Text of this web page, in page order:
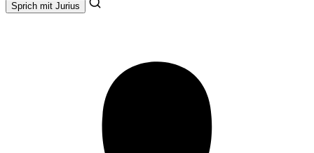
Sprich mit Jurius